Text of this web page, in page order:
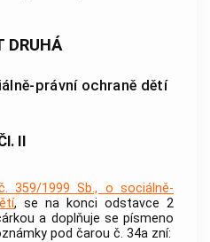
DRUHÁ
právní ochraně dětí
II
359/1999 Sb., o sociálně-
, se na konci odstavce 2
a doplňuje se písmeno
pod čarou č. 34a zní: